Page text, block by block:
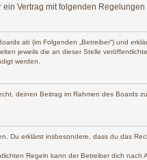
ein Vertrag mit folgenden
ab (im Folgenden „Betreiber“) und
jeweils die an dieser Stelle
werden.
deinen Beitrag im Rahmen des Boards
erklärst insbesondere, dass du das
Regeln kann der Betreiber dich